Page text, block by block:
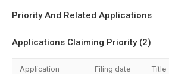
Priority And Related Applications
Applications Claiming Priority (2)
Application Filing date Title